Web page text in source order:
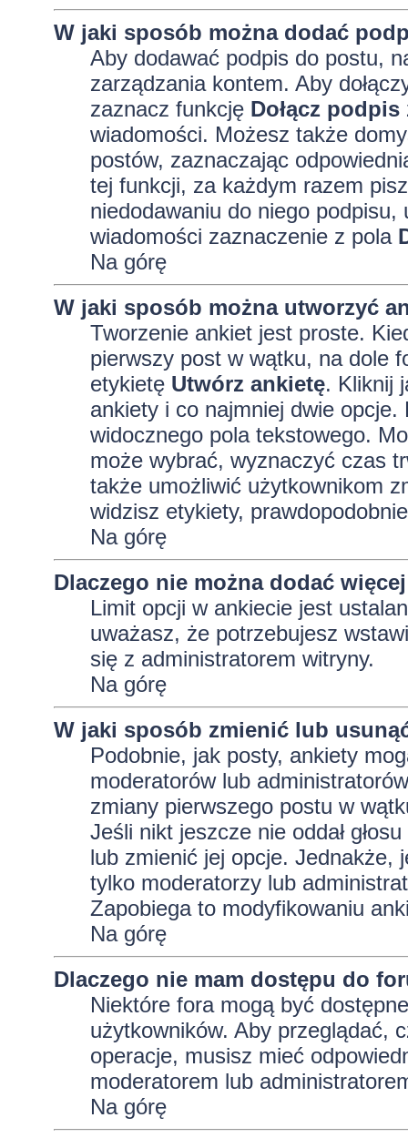
W jaki sposób można dodać
Aby dodawać podpis do postu,
zarządzania kontem. Aby
zaznacz funkcję Dołącz podpis
wiadomości. Możesz także
postów, zaznaczając
tej funkcji, za każdym razem
niedodawaniu do niego
wiadomości zaznaczenie z pola
Na górę
W jaki sposób można utworzyć
Tworzenie ankiet jest proste.
pierwszy post w wątku, na dole
etykietę Utwórz ankietę. Kliknij
ankiety i co najmniej dwie
widocznego pola tekstowego.
może wybrać, wyznaczyć czas
także umożliwić użytkownikom
widzisz etykiety,
Na górę
Dlaczego nie można dodać
Limit opcji w ankiecie jest
uważasz, że potrzebujesz
się z administratorem witryny.
Na górę
W jaki sposób zmienić lub
Podobnie, jak posty, ankiety
moderatorów lub
zmiany pierwszego postu w
Jeśli nikt jeszcze nie oddał
lub zmienić jej opcje. Jednakże,
tylko moderatorzy lub
Zapobiega to modyfikowaniu
Na górę
Dlaczego nie mam dostępu do
Niektóre fora mogą być
użytkowników. Aby przeglądać,
operacje, musisz mieć
moderatorem lub
Na górę